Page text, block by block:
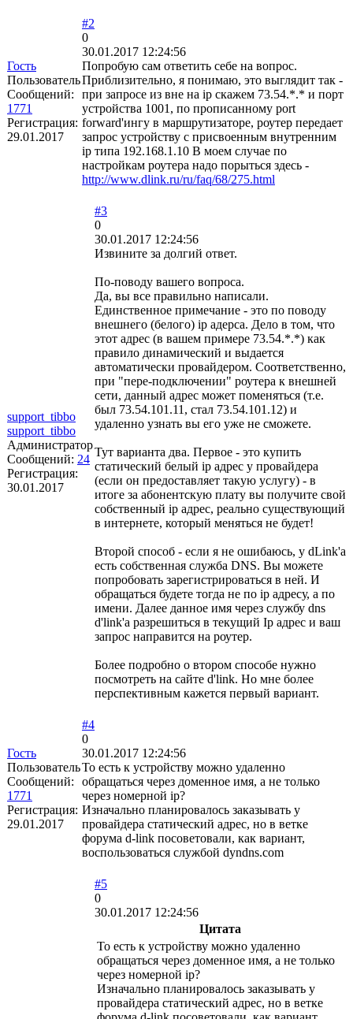
Гость
Пользователь
Сообщений:
1771
Регистрация:
29.01.2017
#2
0
30.01.2017 12:24:56
Попробую сам ответить себе на вопрос.
Приблизительно, я понимаю, это выглядит так -
при запросе из вне на ip скажем 73.54.*.* и порт
устройства 1001, по прописанному port
forward'ингу в маршрутизаторе, роутер передает
запрос устройству с присвоенным внутренним
ip типа 192.168.1.10 В моем случае по
настройкам роутера надо порыться здесь -
http://www.dlink.ru/ru/faq/68/275.html
support_tibbo
support_tibbo
Администратор
Сообщений: 24
Регистрация:
30.01.2017
#3
0
30.01.2017 12:24:56
Извините за долгий ответ.
По-поводу вашего вопроса.
Да, вы все правильно написали.
Единственное примечание - это по поводу
внешнего (белого) ip адерса. Дело в том, что
этот адрес (в вашем примере 73.54.*.*) как
правило динамический и выдается
автоматически провайдером. Соответственно,
при "пере-подключении" роутера к внешней
сети, данный адрес может поменяться (т.е.
был 73.54.101.11, стал 73.54.101.12) и
удаленно узнать вы его уже не сможете.
Тут варианта два. Первое - это купить
статический белый ip адрес у провайдера
(если он предоставляет такую услугу) - в
итоге за абонентскую плату вы получите свой
собственный ip адрес, реально существующий
в интернете, который меняться не будет!
Второй способ - если я не ошибаюсь, у dLink'a
есть собственная служба DNS. Вы можете
попробовать зарегистрироваться в ней. И
обращаться будете тогда не по ip адресу, а по
имени. Далее данное имя через службу dns
d'link'a разрешиться в текущий Ip адрес и ваш
запрос направится на роутер.
Более подробно о втором способе нужно
посмотреть на сайте d'link. Но мне более
перспективным кажется первый вариант.
Гость
Пользователь
Сообщений:
1771
Регистрация:
29.01.2017
#4
0
30.01.2017 12:24:56
То есть к устройству можно удаленно
обращаться через доменное имя, а не только
через номерной ip?
Изначально планировалось заказывать у
провайдера статический адрес, но в ветке
форума d-link посоветовали, как вариант,
воспользоваться службой dyndns.com
#5
0
30.01.2017 12:24:56
Цитата
То есть к устройству можно удаленно
обращаться через доменное имя, а не только
через номерной ip?
Изначально планировалось заказывать у
провайдера статический адрес, но в ветке